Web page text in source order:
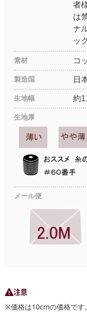
者
は
ナ
ッ
素材 コ
製造国 日
生地幅 約
生地厚
メール便
注意
※価格は10cmの価格です。